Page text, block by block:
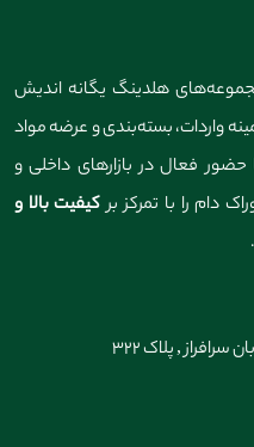
هلدینگ یگانه اندیش
خود را از سال ۱۴۰۳ در زمینه واردات، بسته‌بندی و عرضه مواد
فعال در بازارهای داخلی و
دام را با تمرکز برکیفیت بالا و
, پلاک 322